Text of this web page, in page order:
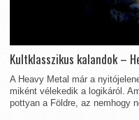
Kultklasszikus kalandok –
A Heavy Metal már a
miként vélekedik a logikáról.
pottyan a Földre, az nemhogy